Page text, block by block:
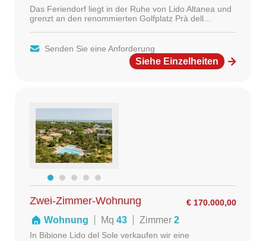
Das Feriendorf liegt in der Ruhe von Lido Altanea und
grenzt an den renommierten Golfplatz Prà dell...
Senden Sie eine Anforderung
Siehe Einzelheiten
€ 170.000,00
Zwei-Zimmer-Wohnung
Wohnung Mq 43 Zimmer 2
In Bibione Lido del Sole verkaufen wir eine